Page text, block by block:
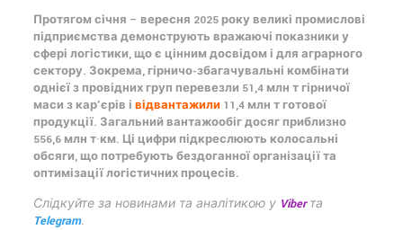
Протягом січня – вересня 2025 року великі промислові
підприємства демонструють вражаючі показники у
сфері логістики, що є цінним досвідом і для аграрного
сектору. Зокрема, гірничо-збагачувальні комбінати
однієї з провідних груп перевезли 51,4 млн т гірничої
маси з кар’єрів і відвантажили11,4 млн т готової
продукції. Загальний вантажообіг досяг приблизно
556,6 млн т·км. Ці цифри підкреслюють колосальні
обсяги, що потребують бездоганної організації та
оптимізації логістичних процесів.
Слідкуйте за новинами та аналітикою у Viberта
Telegram.